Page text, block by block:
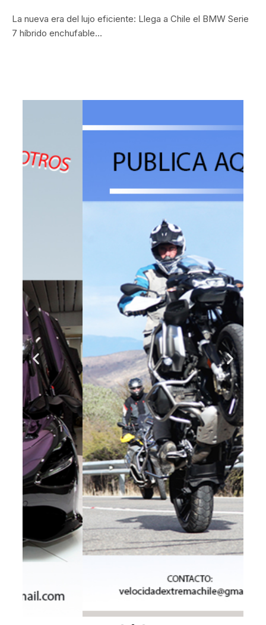
La nueva era del lujo eficiente: Llega a Chile el BMW Serie
7 híbrido enchufable…